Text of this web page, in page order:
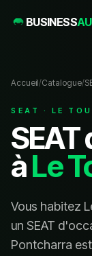
BUSINESS
Accueil/Catalogue/
SEAT · LE
SEAT
àLe
Vous habitez
un SEAT
Pontcharra